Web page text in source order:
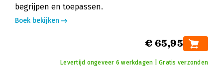
begrijpen en toepassen.
Boek bekijken
€ 65,95
Levertijd ongeveer 6 werkdagen | Gratis verzonden